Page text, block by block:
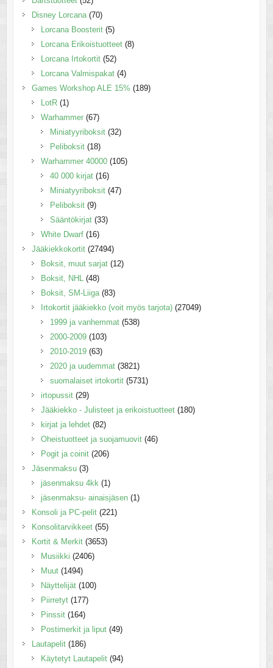
Disney Lorcana (70)
Lorcana Boosterit (5)
Lorcana Erikoistuotteet (8)
Lorcana Irtokortit (52)
Lorcana Valmispakat (4)
Games Workshop ALE 15% (189)
LotR (1)
Warhammer (67)
Miniatyyriboksit (32)
Peliboksit (18)
Warhammer 40000 (105)
40 000 kirjat (16)
Miniatyyriboksit (47)
Peliboksit (9)
Sääntökirjat (33)
White Dwarf (16)
Jääkiekkokortit (27494)
Boksit, muut sarjat (12)
Boksit, NHL (48)
Boksit, SM-Liiga (83)
Irtokortit jääkiekko (voit myös tarjota) (27049)
1999 ja vanhemmat (538)
2000-2009 (103)
2010-2019 (63)
2020 ja uudemmat (3821)
suomalaiset irtokortit (5731)
irtopussit (29)
Jääkiekko - Julisteet ja erikoistuotteet (180)
kirjat ja lehdet (82)
Oheistuotteet ja suojamuovit (46)
Pogit ja coinit (206)
Jäsenmaksu (3)
jäsenmaksu 4kk (1)
jäsenmaksu- ainaisjäsen (1)
Konsoli ja PC-pelit (221)
Konsolitarvikkeet (55)
Kortit & Merkit (3653)
Musiikki (2406)
Muut (1494)
Näyttelijät (100)
Piirretyt (177)
Pinssit (164)
Postimerkit ja liput (49)
Lautapelit (186)
Käytetyt Lautapelit (94)